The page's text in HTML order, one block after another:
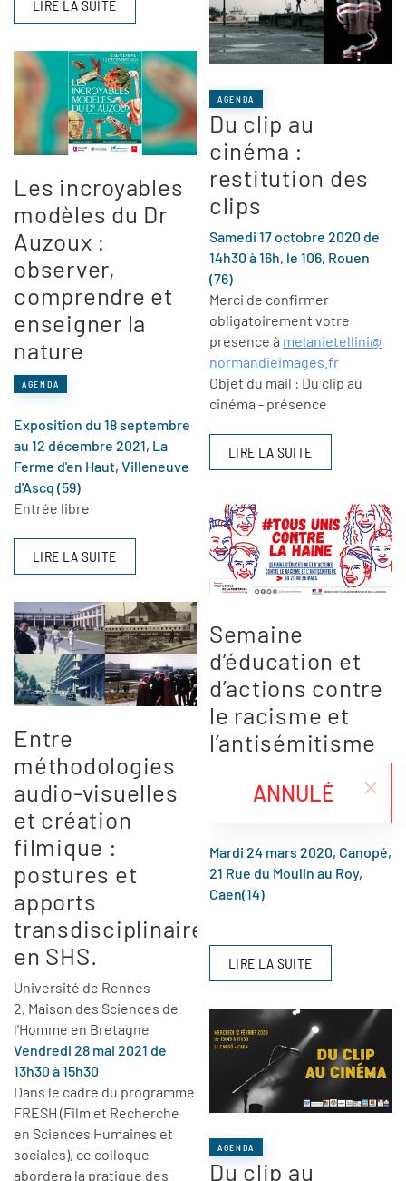
LIRE LA SUITE
Les incroyables
modèles du Dr
Auzoux :
observer,
comprendre et
enseigner la
nature
AGENDA
Exposition du 18 septembre
au 12 décembre 2021, La
Ferme d'en Haut, Villeneuve
d'Ascq (59)
Entrée libre
LIRE LA SUITE
Entre
méthodologies
audio-visuelles
et création
filmique :
postures et
apports
transdisciplinaires
en SHS.
Université de Rennes
2, Maison des Sciences de
l'Homme en Bretagne
Vendredi 28 mai 2021 de
13h30 à 15h30
Dans le cadre du programme
FRESH (Film et Recherche
en Sciences Humaines et
sociales), ce colloque
abordera la pratique des
AGENDA
Du clip au
cinéma :
restitution des
clips
Samedi 17 octobre 2020 de
14h30 à 16h, le 106, Rouen
(76)
Merci de confirmer
obligatoirement votre
présence à melanietellini@
normandieimages.fr
Objet du mail : Du clip au
cinéma - présence
LIRE LA SUITE
Semaine
d’éducation et
d’actions contre
le racisme et
l’antisémitisme
ANNULÉ
Mardi 24 mars 2020, Canopé,
21 Rue du Moulin au Roy,
Caen(14)
LIRE LA SUITE
AGENDA
Du clip au